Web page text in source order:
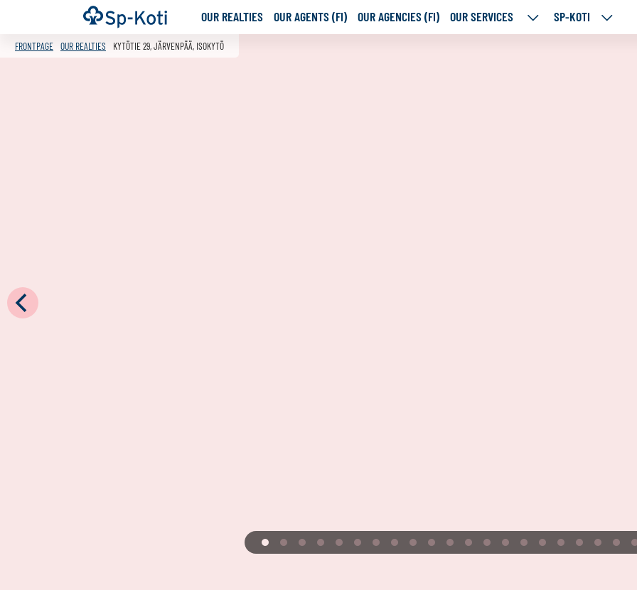
Go
to
content
Frontpage OUR REALTIES OUR AGENTS (FI) OUR AGENCIES (FI) OUR SERVICES
OUR
SP-KOTI
SP-
FRONTPAGE OUR REALTIES KYTÖTIE 29, JÄRVENPÄÄ, ISOKYTÖ